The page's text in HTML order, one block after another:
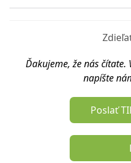
Ďakujeme, že nás čítate.
napíšte
Poslať